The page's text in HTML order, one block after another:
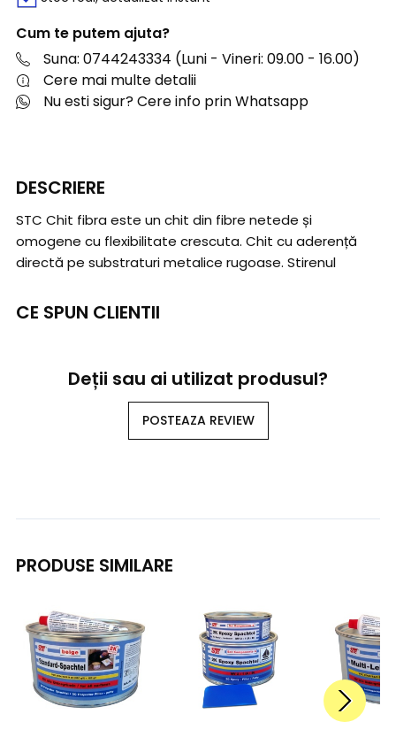
Cum te putem ajuta?
Suna: 0744243334 (Luni - Vineri: 09.00 - 16.00)
Cere mai multe detalii
Nu esti sigur? Cere info prin Whatsapp
DESCRIERE
STC Chit fibra este un chit din fibre netede și
omogene cu flexibilitate crescuta. Chit cu aderență
directă pe substraturi metalice rugoase. Stirenul
CE SPUN CLIENTII
Deții sau ai utilizat produsul?
POSTEAZA REVIEW
PRODUSE SIMILARE